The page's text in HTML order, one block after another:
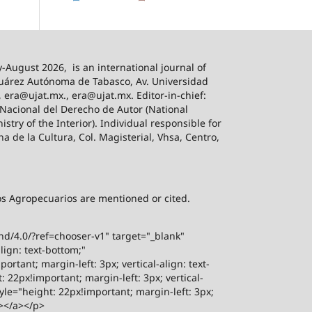
August 2026, is an international journal of
Autónoma de Tabasco, Av. Universidad
era@ujat.mx., era@ujat.mx. Editor-in-chief:
del Derecho de Autor (National
of the Interior). Individual responsible for
de la Cultura, Col. Magisterial, Vhsa, Centro,
Agropecuarios are mentioned or cited.
4.0/?ref=chooser-v1" target="_blank"
text-bottom;"
margin-left: 3px; vertical-align: text-
22px!important; margin-left: 3px; vertical-
22px!important; margin-left: 3px;
a></p>